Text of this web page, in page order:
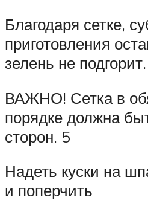
Благодаря сетке,
приготовления
зелень не подгорит.
ВАЖНО! Сетка в
порядке должна
сторон. 5
Надеть куски на
и поперчить